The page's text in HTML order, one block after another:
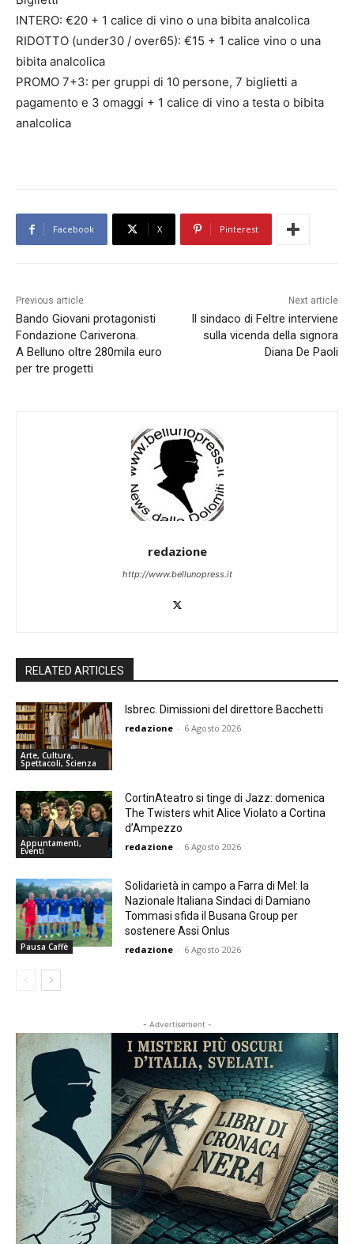
INTERO: €20 + 1 calice di vino o una bibita analcolica
RIDOTTO (under30 / over65): €15 + 1 calice vino o una
bibita analcolica
PROMO 7+3: per gruppi di 10 persone, 7 biglietti a
pagamento e 3 omaggi + 1 calice di vino a testa o bibita
analcolica
Facebook X Pinterest
Previous article
Bando Giovani protagonisti
Fondazione Cariverona.
A Belluno oltre 280mila euro
per tre progetti
Next article
Il sindaco di Feltre interviene
sulla vicenda della signora
Diana De Paoli
redazione
http://www.bellunopress.it
RELATED ARTICLES
Arte, Cultura,
Spettacoli, Scienza
Isbrec. Dimissioni del direttore Bacchetti
redazione - 6 Agosto 2026
Appuntamenti,
Eventi
CortinAteatro si tinge di Jazz: domenica
The Twisters whit Alice Violato a Cortina
d’Ampezzo
redazione - 6 Agosto 2026
Pausa Caffè
Solidarietà in campo a Farra di Mel: la
Nazionale Italiana Sindaci di Damiano
Tommasi sfida il Busana Group per
sostenere Assi Onlus
redazione - 6 Agosto 2026
- Advertisement -